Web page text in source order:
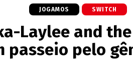
JOGAMOS SWITCH
Laylee and
passeio pelo